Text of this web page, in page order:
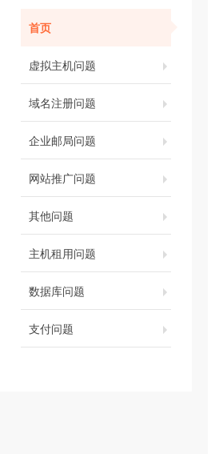
首页
虚拟主机问题
域名注册问题
企业邮局问题
网站推广问题
其他问题
主机租用问题
数据库问题
支付问题